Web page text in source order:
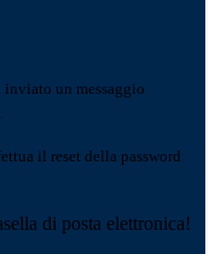
inviato un messaggio
il reset della password
di posta elettronica!